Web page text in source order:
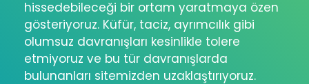
hissedebileceği bir ortam yaratmaya özen
gösteriyoruz. Küfür, taciz, ayrımcılık gibi
olumsuz davranışları kesinlikle tolere
etmiyoruz ve bu tür davranışlarda
bulunanları sitemizden uzaklaştırıyoruz.